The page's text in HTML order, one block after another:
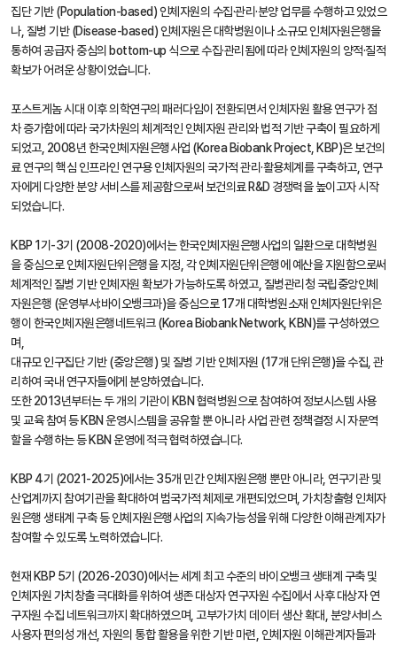
집단 기반 (Population-based) 인체자원의 수집·관리·분양 업무를 수행하고 있었으
나, 질병 기반 (Disease-based) 인체자원은 대학병원이나 소규모 인체자원은행을
통하여 공급자 중심의 bottom-up 식으로 수집·관리됨에 따라 인체자원의 양적·질적
확보가 어려운 상황이었습니다.
포스트게놈 시대 이후 의학연구의 패러다임이 전환되면서 인체자원 활용 연구가 점
차 증가함에 따라 국가차원의 체계적인 인체자원 관리와 법적 기반 구축이 필요하게
되었고, 2008년 한국인체자원은행사업 (Korea Biobank Project, KBP)은 보건의
료 연구의 핵심 인프라인 연구용 인체자원의 국가적 관리·활용체계를 구축하고, 연구
자에게 다양한 분양 서비스를 제공함으로써 보건의료 R&D 경쟁력을 높이고자 시작
되었습니다.
KBP 1기-3기 (2008-2020)에서는 한국인체자원은행사업의 일환으로 대학병원
을 중심으로 인체자원단위은행을 지정, 각 인체자원단위은행에 예산을 지원함으로써
체계적인 질병 기반 인체자원 확보가 가능하도록 하였고, 질병관리청 국립중앙인체
자원은행 (운영부서:바이오뱅크과)을 중심으로 17개 대학병원소재 인체자원단위은
행이 한국인체자원은행네트워크 (Korea Biobank Network, KBN)를 구성하였으
며,
대규모 인구집단 기반 (중앙은행) 및 질병 기반 인체자원 (17개 단위은행)을 수집, 관
리하여 국내 연구자들에게 분양하였습니다.
또한 2013년부터는 두 개의 기관이 KBN 협력병원으로 참여하여 정보시스템 사용
및 교육 참여 등 KBN 운영시스템을 공유할 뿐 아니라 사업 관련 정책결정 시 자문역
할을 수행하는 등 KBN 운영에 적극 협력하였습니다.
KBP 4기 (2021-2025)에서는 35개 민간 인체자원은행 뿐만 아니라, 연구기관 및
산업계까지 참여기관을 확대하여 범국가적 체제로 개편되었으며, 가치창출형 인체자
원은행 생태계 구축 등 인체자원은행사업의 지속가능성을 위해 다양한 이해관계자가
참여할 수 있도록 노력하였습니다.
현재 KBP 5기 (2026-2030)에서는 세계 최고 수준의 바이오뱅크 생태계 구축 및
인체자원 가치창출 극대화를 위하여 생존 대상자 연구자원 수집에서 사후 대상자 연
구자원 수집 네트워크까지 확대하였으며, 고부가가치 데이터 생산 확대, 분양서비스
사용자 편의성 개선, 자원의 통합 활용을 위한 기반 마련, 인체자원 이해관계자들과